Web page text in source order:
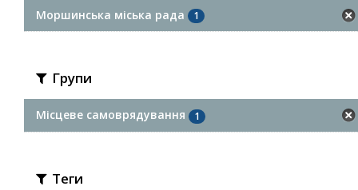
Моршинська міська рада 1
Групи
Місцеве самоврядування 1
Теги